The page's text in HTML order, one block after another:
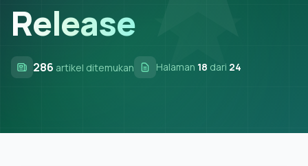
Release
286 artikel ditemukan Halaman 18 dari 24